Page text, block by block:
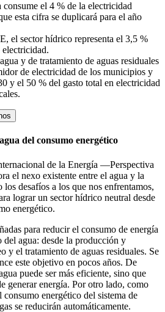
el 4 % de la electricidad
esta cifra se duplicará para el año
el sector hídrico representa el 3,5 %
y de tratamiento de aguas residuales
de electricidad de los municipios y
y el 50 % del gasto total en electricidad
del consumo energético
de la Energía —Perspectiva
el nexo existente entre el agua y la
los desafíos a los que nos enfrentamos,
lograr un sector hídrico neutral desde
energético.
para reducir el consumo de energía
del agua: desde la producción y
y el tratamiento de aguas residuales. Se
este objetivo en pocos años. De
puede ser más eficiente, sino que
generar energía. Por otro lado, como
energético del sistema de
se reducirán automáticamente.